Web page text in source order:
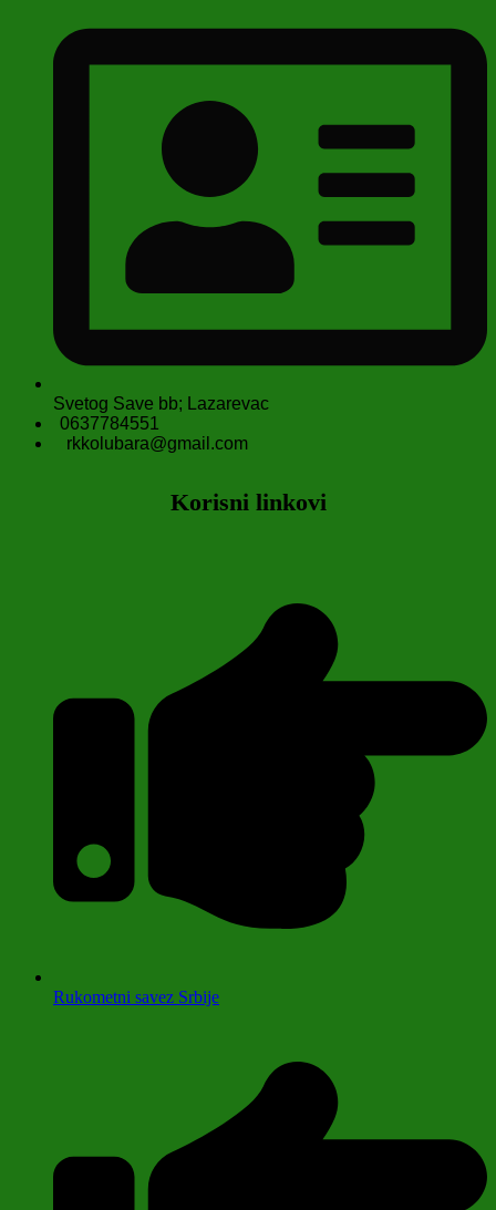
Svetog Save bb; Lazarevac
0637784551
rkkolubara@gmail.com
Korisni linkovi
Rukometni savez Srbije